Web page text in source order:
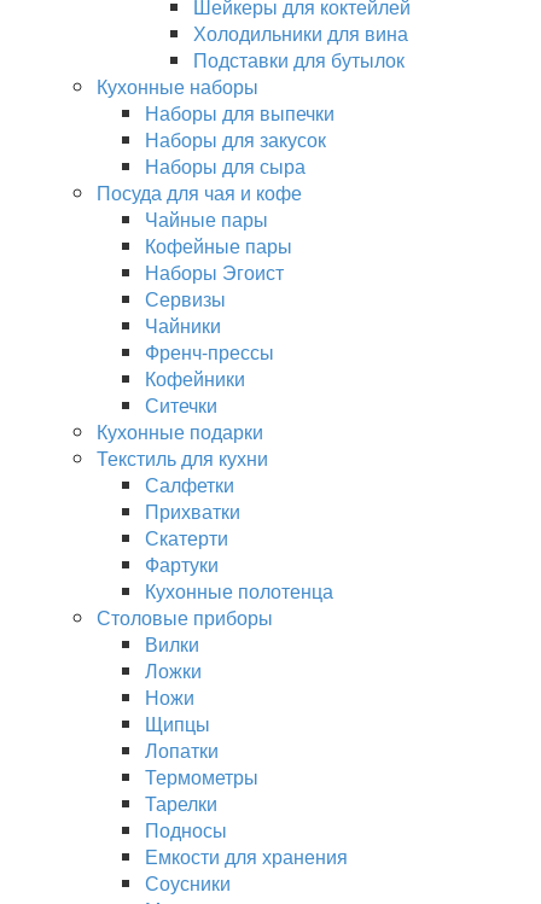
Шейкеры для коктейлей
Холодильники для вина
Подставки для бутылок
Кухонные наборы
Наборы для выпечки
Наборы для закусок
Наборы для сыра
Посуда для чая и кофе
Чайные пары
Кофейные пары
Наборы Эгоист
Сервизы
Чайники
Френч-прессы
Кофейники
Ситечки
Кухонные подарки
Текстиль для кухни
Салфетки
Прихватки
Скатерти
Фартуки
Кухонные полотенца
Столовые приборы
Вилки
Ложки
Ножи
Щипцы
Лопатки
Термометры
Тарелки
Подносы
Емкости для хранения
Соусники